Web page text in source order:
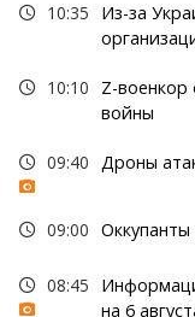
10:35
Из-за
10:10
Z-военкор
войны
09:40 Дроны
09:00
08:45
на 6